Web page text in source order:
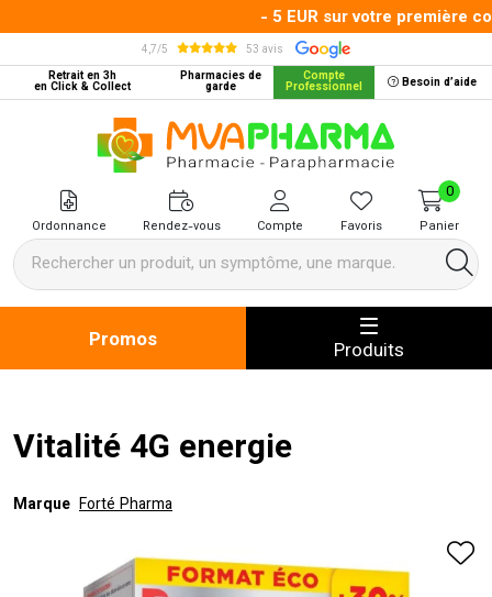
- 5 EUR sur votre première
4,7/5
53 avis
Retrait en 3h
en Click & Collect
Pharmacies de
garde
Compte
Professionnel Besoin d’aide
MVA Pharma Votre pharmacie
Ordonnance Rendez-vous Compte Favoris Panier
0
Promos Produits
Vitalité 4G energie
Marque Forté Pharma